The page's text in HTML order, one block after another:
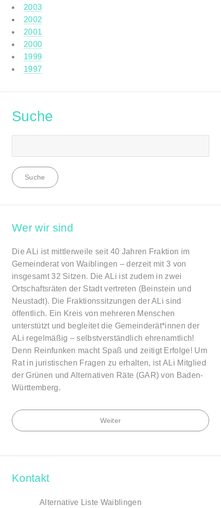
2003
2002
2001
2000
1999
1997
Suche
Wer wir sind
Die ALi ist mittlerweile seit 40 Jahren Fraktion im
Gemeinderat von Waiblingen – derzeit mit 3 von
insgesamt 32 Sitzen. Die ALi ist zudem in zwei
Ortschaftsräten der Stadt vertreten (Beinstein und
Neustadt). Die Fraktionssitzungen der ALi sind
öffentlich. Ein Kreis von mehreren Menschen
unterstützt und begleitet die Gemeinderät*innen der
ALi regelmäßig – selbstverständlich ehrenamtlich!
Denn Reinfunken macht Spaß und zeitigt Erfolge! Um
Rat in juristischen Fragen zu erhalten, ist ALi Mitglied
der Grünen und Alternativen Räte (GAR) von Baden-
Württemberg.
Weiter
Kontakt
Alternative Liste Waiblingen